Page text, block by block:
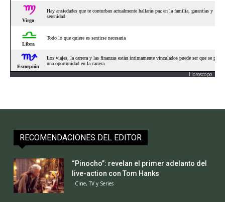
Horoscopo
RECOMENDACIONES DEL EDITOR
“Pinocho”: revelan el primer adelanto del
live-action con Tom Hanks
Cine, TV y Series